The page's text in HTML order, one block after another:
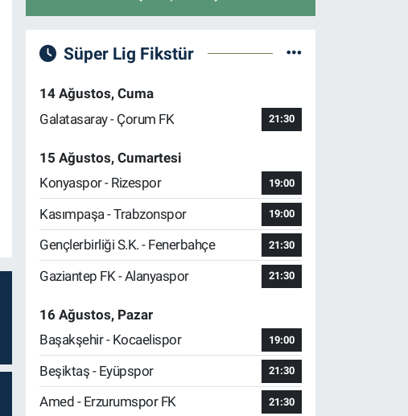
Süper Lig Fikstür
14 Ağustos, Cuma
Galatasaray - Çorum FK
21:30
15 Ağustos, Cumartesi
Konyaspor - Rizespor
19:00
Kasımpaşa - Trabzonspor 19:00
Gençlerbirliği S.K. - Fenerbahçe 21:30
Gaziantep FK - Alanyaspor 21:30
16 Ağustos, Pazar
Başakşehir - Kocaelispor
19:00
Beşiktaş - Eyüpspor 21:30
Amed - Erzurumspor FK 21:30